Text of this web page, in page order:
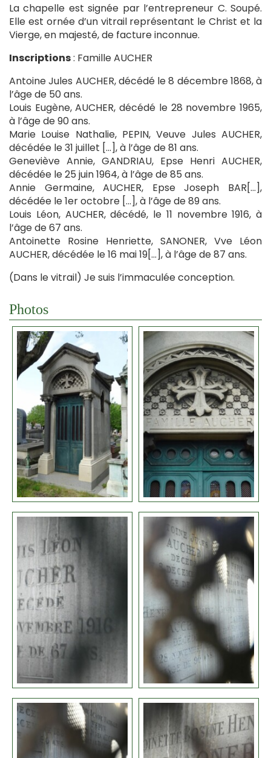
La chapelle est signée par l’entrepreneur C. Soupé.
Elle est ornée d’un vitrail représentant le Christ et la
Vierge, en majesté, de facture inconnue.
Inscriptions: Famille AUCHER
Antoine Jules AUCHER, décédé le 8 décembre 1868, à
l’âge de 50 ans.
Louis Eugène, AUCHER, décédé le 28 novembre 1965,
à l’âge de 90 ans.
Marie Louise Nathalie, PEPIN, Veuve Jules AUCHER,
décédée le 31 juillet […], à l’âge de 81 ans.
Geneviève Annie, GANDRIAU, Epse Henri AUCHER,
décédée le 25 juin 1964, à l’âge de 85 ans.
Annie Germaine, AUCHER, Epse Joseph BAR[…],
décédée le 1er octobre […], à l’âge de 89 ans.
Louis Léon, AUCHER, décédé, le 11 novembre 1916, à
l’âge de 67 ans.
Antoinette Rosine Henriette, SANONER, Vve Léon
AUCHER, décédée le 16 mai 19[…], à l’âge de 87 ans.
(Dans le vitrail) Je suis l’immaculée conception.
Photos